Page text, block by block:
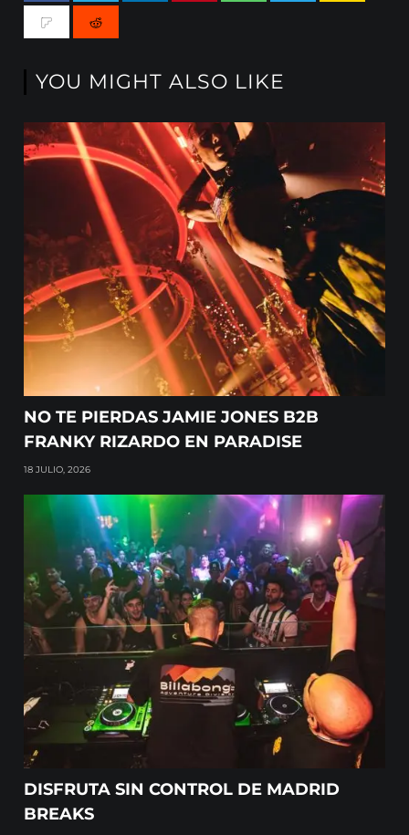
YOU MIGHT ALSO LIKE
NO TE PIERDAS JAMIE JONES B2B
FRANKY RIZARDO EN PARADISE
18 JULIO, 2026
DISFRUTA SIN CONTROL DE MADRID
BREAKS